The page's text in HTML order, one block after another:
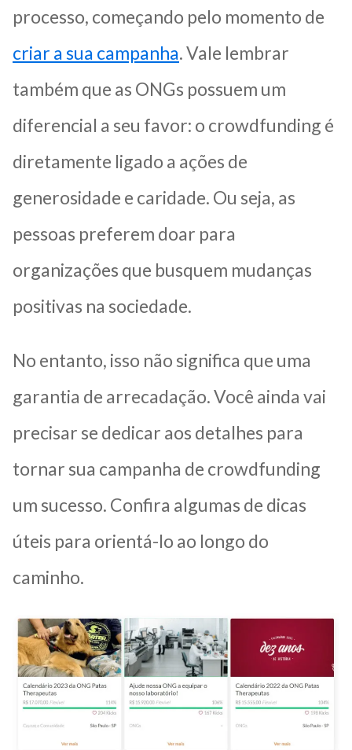
processo, começando pelo momento de
criar a sua campanha. Vale lembrar
também que as ONGs possuem um
diferencial a seu favor: o crowdfunding é
diretamente ligado a ações de
generosidade e caridade. Ou seja, as
pessoas preferem doar para
organizações que busquem mudanças
positivas na sociedade.
No entanto, isso não significa que uma
garantia de arrecadação. Você ainda vai
precisar se dedicar aos detalhes para
tornar sua campanha de crowdfunding
um sucesso. Confira algumas de dicas
úteis para orientá-lo ao longo do
caminho.